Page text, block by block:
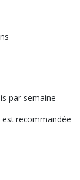
par semaine
recommandée